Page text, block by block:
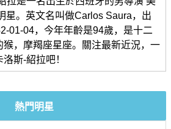
星。英文名叫做Carlos Saura，出
01-04，今年年齡是94歲，是十二
猴，摩羯座星座。關注最新近況，一
斯-紹拉吧！
熱門明星